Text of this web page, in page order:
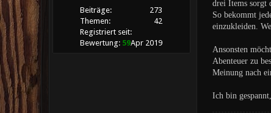
Beiträge:
273
Themen:
42
Registriert seit:
Apr 2019
Bewertung: 59
drei Items sorgt
So bekommt
einzukleiden.
Ansonsten
Abenteuer zu
Meinung nach
Ich bin